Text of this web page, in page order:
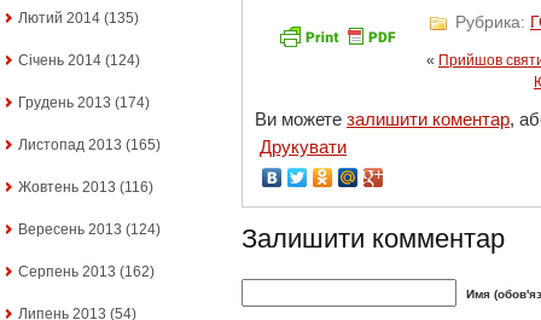
Лютий 2014 (135)
Січень 2014 (124)
Грудень 2013 (174)
Листопад 2013 (165)
Жовтень 2013 (116)
Вересень 2013 (124)
Серпень 2013 (162)
Липень 2013 (54)
Рубрика:
« Прийшов
Ви можете залишити коментар,
Друкувати
Залишити комментар
Имя